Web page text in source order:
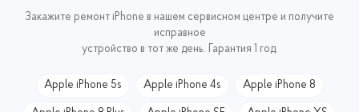
Закажите ремонт iPhone в нашем сервисном центре и получите
исправное
устройство в тот же день. Гарантия 1 год.
Apple iPhone 5s Apple iPhone 4s Apple iPhone 8